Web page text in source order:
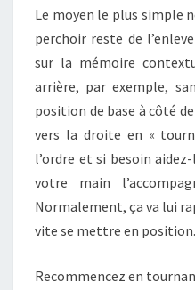
Le moyen le plus simple
perchoir reste de
sur la mémoire
arrière, par exemple,
position de base à côté
vers la droite en «
l’ordre et si besoin
votre main
Normalement, ça va lui
vite se mettre en position.
Recommencez en